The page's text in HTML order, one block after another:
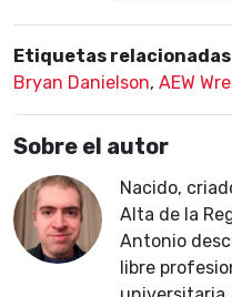
Etiquetas relacionadas
Bryan Danielson, AEW
Sobre el autor
Nacido,
Alta de la
Antonio
libre